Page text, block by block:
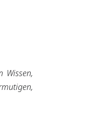
Wissen,